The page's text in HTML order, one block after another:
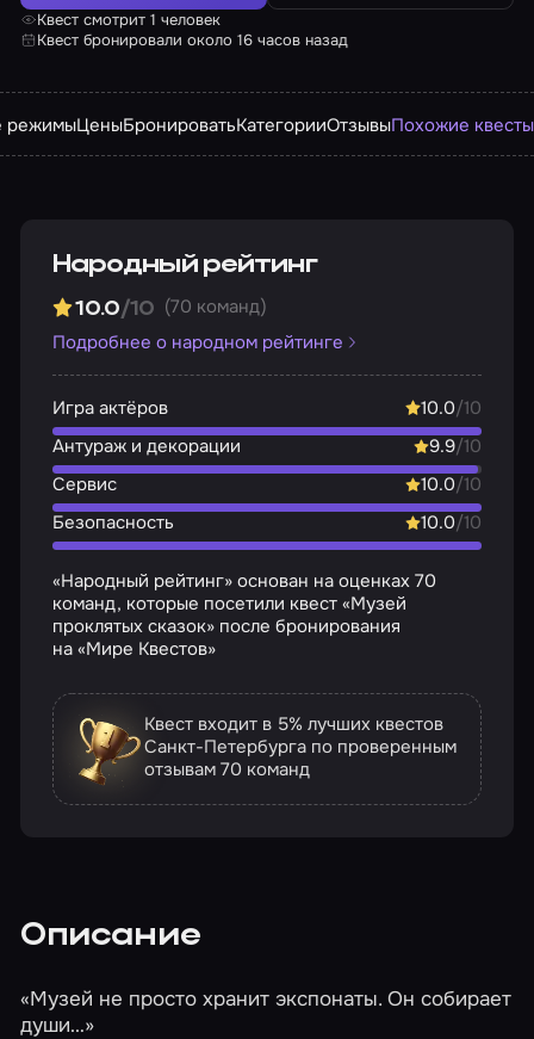
Квест смотрит 1 человек
Квест бронировали около 16 часов назад
режимыЦеныБронироватьКатегорииОтзывыПохожие квесты
Народный рейтинг
10.0/10 (70 команд)
Подробнее о народном рейтинге
Игра актёров 10.0/10
Антураж и декорации
9.9/10
Сервис
10.0/10
Безопасность
10.0/10
«Народный рейтинг» основан на оценках 70
команд, которые посетили квест «Музей
проклятых сказок» после бронирования
на «Мире Квестов»
Квест входит в 5% лучших квестов
Санкт-Петербурга по проверенным
отзывам70 команд
Описание
«Музей не просто хранит экспонаты. Он собирает
души…»